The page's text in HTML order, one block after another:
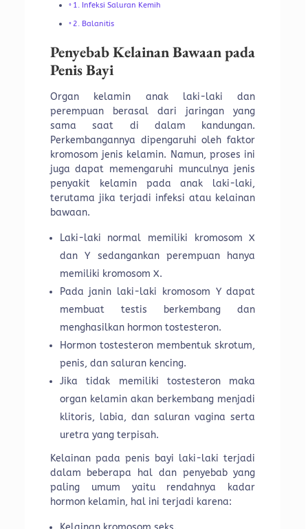
1. Infeksi Saluran Kemih
2. Balanitis
Penyebab Kelainan Bawaan pada
Penis Bayi
Organ kelamin anak laki-laki dan
perempuan berasal dari jaringan yang
sama saat di dalam kandungan.
Perkembangannya dipengaruhi oleh faktor
kromosom jenis kelamin. Namun, proses ini
juga dapat memengaruhi munculnya jenis
penyakit kelamin pada anak laki-laki,
terutama jika terjadi infeksi atau kelainan
bawaan.
Laki-laki normal memiliki kromosom X
dan Y sedangankan perempuan hanya
memiliki kromosom X.
Pada janin laki-laki kromosom Y dapat
membuat testis berkembang dan
menghasilkan hormon tostesteron.
Hormon tostesteron membentuk skrotum,
penis, dan saluran kencing.
Jika tidak memiliki tostesteron maka
organ kelamin akan berkembang menjadi
klitoris, labia, dan saluran vagina serta
uretra yang terpisah.
Kelainan pada penis bayi laki-laki terjadi
dalam beberapa hal dan penyebab yang
paling umum yaitu rendahnya kadar
hormon kelamin, hal ini terjadi karena: